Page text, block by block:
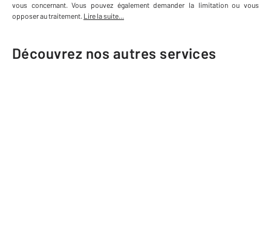
vous concernant. Vous pouvez également demander la limitation ou vous
opposer au traitement. Lire la suite...
Découvrez nos autres services